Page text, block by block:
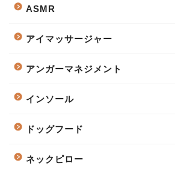
ASMR
アイマッサージャー
アンガーマネジメント
インソール
ドッグフード
ネックピロー